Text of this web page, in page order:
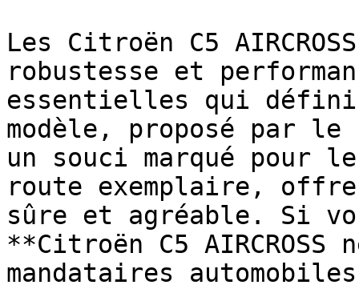
Les Citroën C5
robustesse et
essentielles qui
modèle, proposé par
un souci marqué pour
route exemplaire,
sûre et agréable. Si
**Citroën C5
mandataires